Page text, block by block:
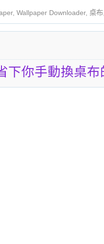
, Wallpaper Downloader, 桌布
下你手動換桌布